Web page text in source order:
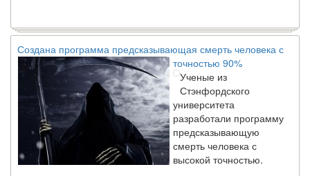
точностью 90%
Ученые из
Стэнфордского
университета
разработали программу
предсказывающую
смерть человека с
высокой точностью.